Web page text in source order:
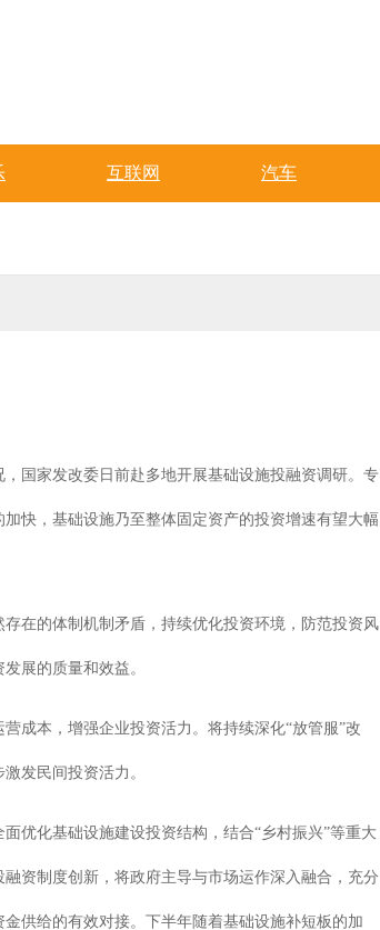
互联网 汽车
国家发改委日前赴多地开展基础设施投融资调研。专
快，基础设施乃至整体固定资产的投资增速有望大幅
在的体制机制矛盾，持续优化投资环境，防范投资风
展的质量和效益。
成本，增强企业投资活力。将持续深化“放管服”改
发民间投资活力。
优化基础设施建设投资结构，结合“乡村振兴”等重大
资制度创新，将政府主导与市场运作深入融合，充分
供给的有效对接。下半年随着基础设施补短板的加